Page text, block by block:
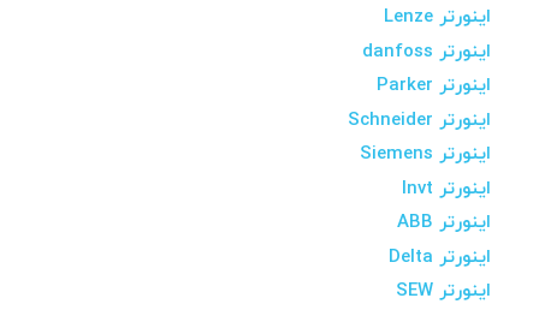
اینورتر Lenze
اینورتر danfoss
اینورتر Parker
اینورتر Schneider
اینورتر Siemens
اینورتر Invt
اینورتر ABB
اینورتر Delta
اینورتر SEW